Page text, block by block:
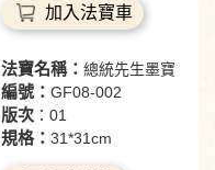
加入法寶車
法寶名稱： 總統先生墨寶
編號： GF08-002
版次：01
規格： 31*31cm